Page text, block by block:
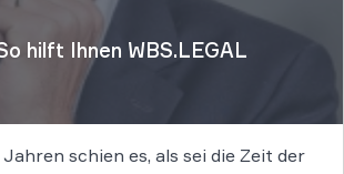
hilft Ihnen WBS.LEGAL
schien es, als sei die Zeit der